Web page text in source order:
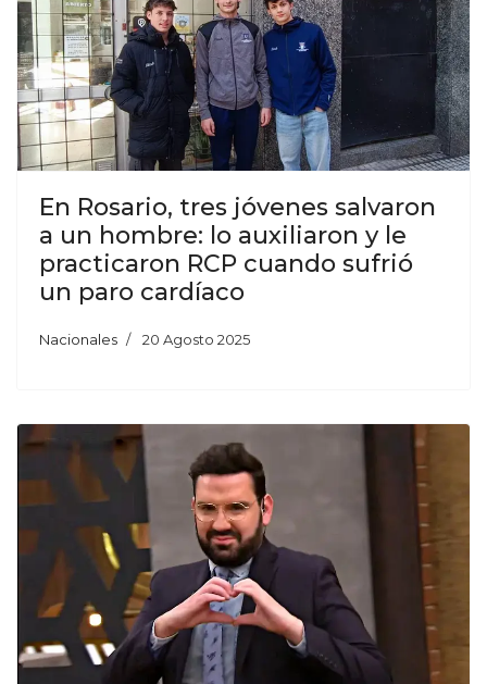
En Rosario, tres jóvenes salvaron
a un hombre: lo auxiliaron y le
practicaron RCP cuando sufrió
un paro cardíaco
Nacionales 20 Agosto 2025